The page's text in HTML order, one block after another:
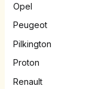
Opel
Peugeot
Pilkington
Proton
Renault